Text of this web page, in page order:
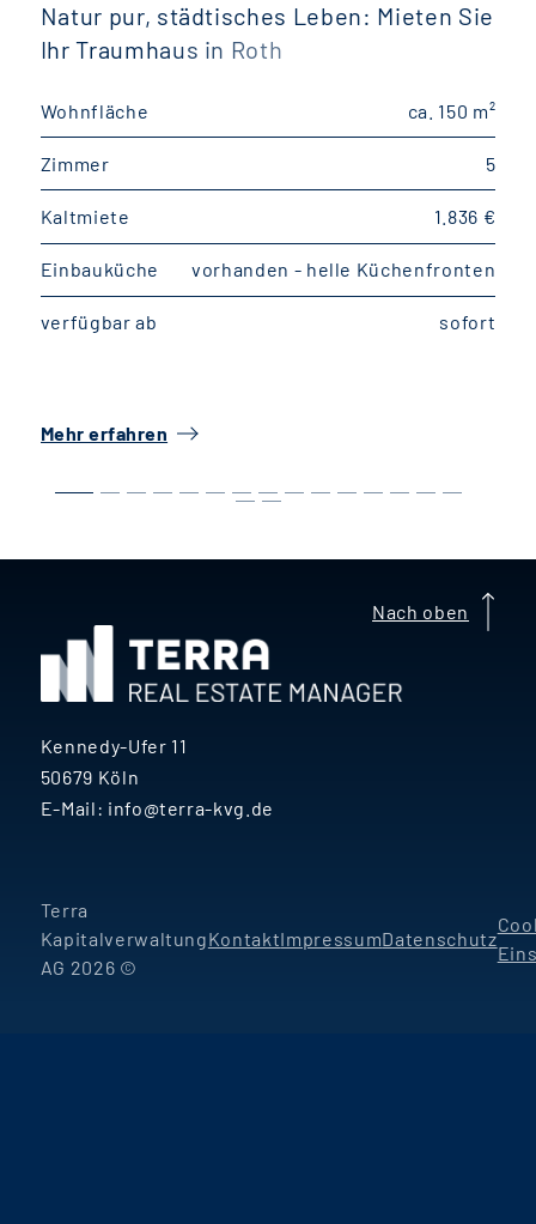
Natur pur, städtisches Leben: Mieten Sie
Ihr Traumhaus in Roth
Wohnfläche ca. 150 m²
Zimmer 5
Kaltmiete 1.836 €
Einbauküche vorhanden - helle Küchenfronten
verfügbar ab sofort
Mehr erfahren
Nach oben
Kennedy-Ufer 11
50679 Köln
E-Mail: info@terra-kvg.de
Terra
Kapitalverwaltung
AG 2026 ©
KontaktImpressumDatenschutz